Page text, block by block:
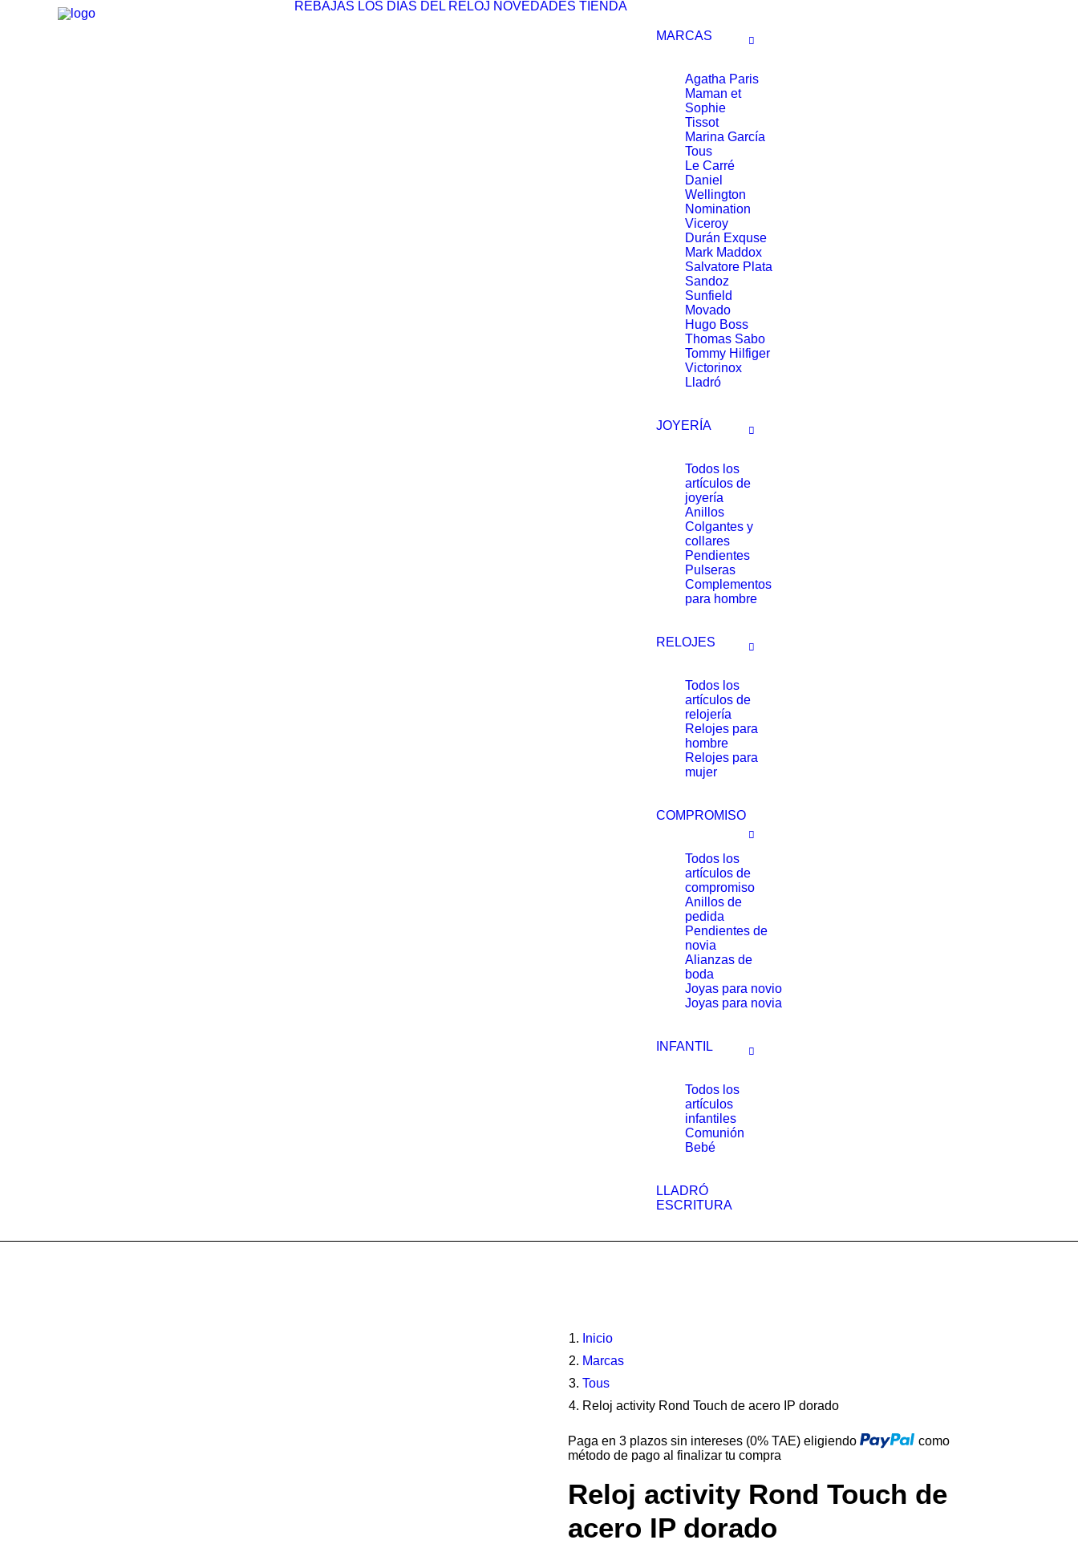
REBAJAS LOS DÍAS DEL RELOJ NOVEDADES TIENDA
MARCAS
Agatha Paris
Maman et
Sophie
Tissot
Marina García
Tous
Le Carré
Daniel
Wellington
Nomination
Viceroy
Durán Exquse
Mark Maddox
Salvatore Plata
Sandoz
Sunfield
Movado
Hugo Boss
Thomas Sabo
Tommy Hilfiger
Victorinox
Lladró
JOYERÍA
Todos los
artículos de
joyería
Anillos
Colgantes y
collares
Pendientes
Pulseras
Complementos
para hombre
RELOJES
Todos los
artículos de
relojería
Relojes para
hombre
Relojes para
mujer
COMPROMISO
Todos los
artículos de
compromiso
Anillos de
pedida
Pendientes de
novia
Alianzas de
boda
Joyas para novio
Joyas para novia
INFANTIL
Todos los
artículos
infantiles
Comunión
Bebé
LLADRÓ
ESCRITURA
Inicio
Marcas
Tous
Reloj activity Rond Touch de acero IP dorado
Paga en 3 plazos sin intereses (0% TAE) eligiendo
como
método de pago al finalizar tu compra
Reloj activity Rond Touch de
acero IP dorado